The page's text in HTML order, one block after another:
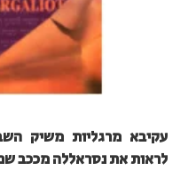
עקיבא מרגליות משיק
לראות את נסראללה מככב